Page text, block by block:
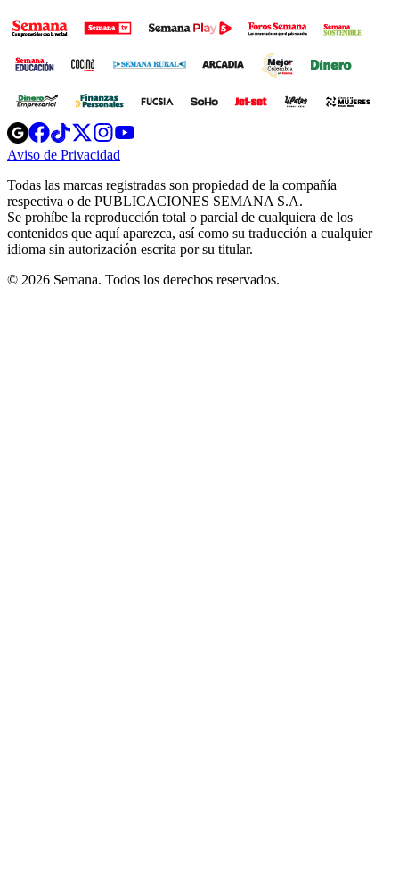
Opens
in
new
Opens
in
new
Opens
in
new
window
Opens
new
windowwindow
Aviso de Privacidad
new
window
Todas las marcas registradas son propiedad de la compañía
respectiva o de PUBLICACIONES SEMANA S.A.
Se prohíbe la reproducción total o parcial de cualquiera de los
contenidos que aquí aparezca, así como su traducción a cualquier
idioma sin autorización escrita por su titular.
© 2026 Semana. Todos los derechos reservados.